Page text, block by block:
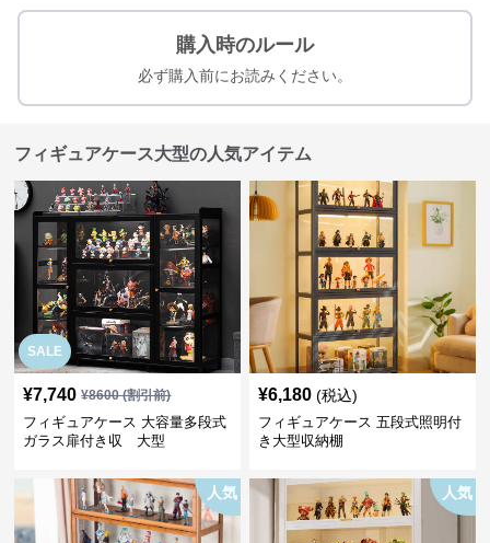
購入時のルール
必ず購入前にお読みください。
フィギュアケース大型の人気アイテム
SALE
¥7,740 ¥8600(割引前)
フィギュアケース 大容量多段式
ガラス扉付き収 大型
¥6,180 (税込)
フィギュアケース 五段式照明付
き大型収納棚
人気 人気